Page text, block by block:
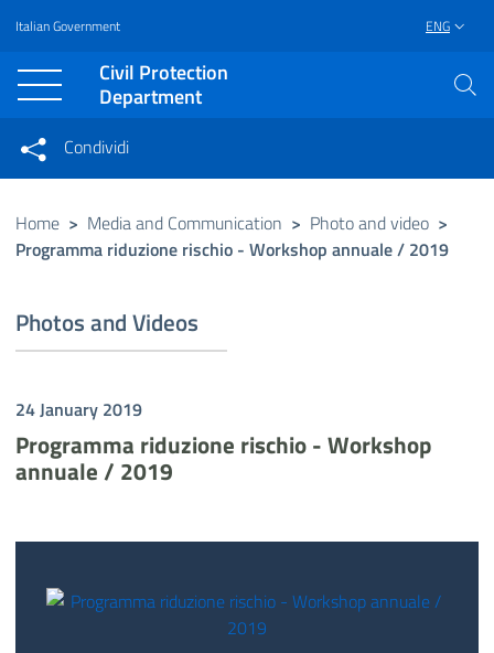
Vai al contenuto principale
Raggiungi il piè di pagina
Italian Government ENG
Civil Protection
Department
Condividi su Facebook
Condividi su Twitter
Condividi su LinkedIn
Condividi
Condividi sui social network
Home > Media and Communication > Photo and video >
Programma riduzione rischio - Workshop annuale / 2019
Photos and Videos
24 January 2019
Programma riduzione rischio - Workshop
annuale / 2019